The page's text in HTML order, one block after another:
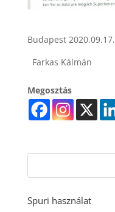
Budapest
Farkas Kálmán
Megosztás
Spuri használat